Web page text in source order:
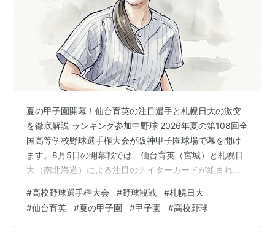
夏の甲子園開幕！仙台育英の注目選手と札幌日大の激突
を徹底解説 ランキング参加中野球 2026年夏の第108回全
国高等学校野球選手権大会が阪神甲子園球場で幕を開け
ます。8月5日の開幕戦では、仙台育英（宮城）と札幌日
大（南北海道）による注目のナイターカードが組まれま
会式リハーサルの模様、両校の戦力、今大会の新ルール
など、開幕直前の最新情報をまとめてお届けします。 目
次 1. 今回のニュース・試合の事実まとめ 2. ファンの反
#高校野球選手権大会 #野球観戦 #札幌日大
#仙台育英 #夏の甲子園 #甲子園 #高校野球